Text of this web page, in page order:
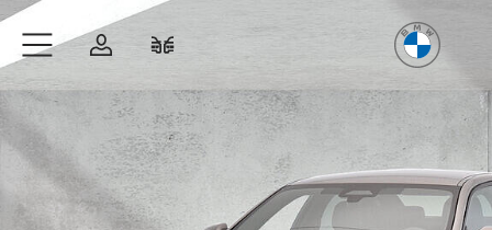
Zum Hauptinhalt springen
Anmelden